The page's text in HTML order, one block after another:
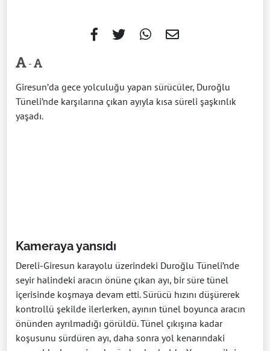
-
Giresun’da gece yolculuğu yapan sürücüler, Duroğlu
Tüneli’nde karşılarına çıkan ayıyla kısa süreli şaşkınlık
yaşadı.
Kameraya yansıdı
Dereli-Giresun karayolu üzerindeki Duroğlu Tüneli’nde
seyir halindeki aracın önüne çıkan ayı, bir süre tünel
içerisinde koşmaya devam etti. Sürücü hızını düşürerek
kontrollü şekilde ilerlerken, ayının tünel boyunca aracın
önünden ayrılmadığı görüldü. Tünel çıkışına kadar
koşusunu sürdüren ayı, daha sonra yol kenarındaki